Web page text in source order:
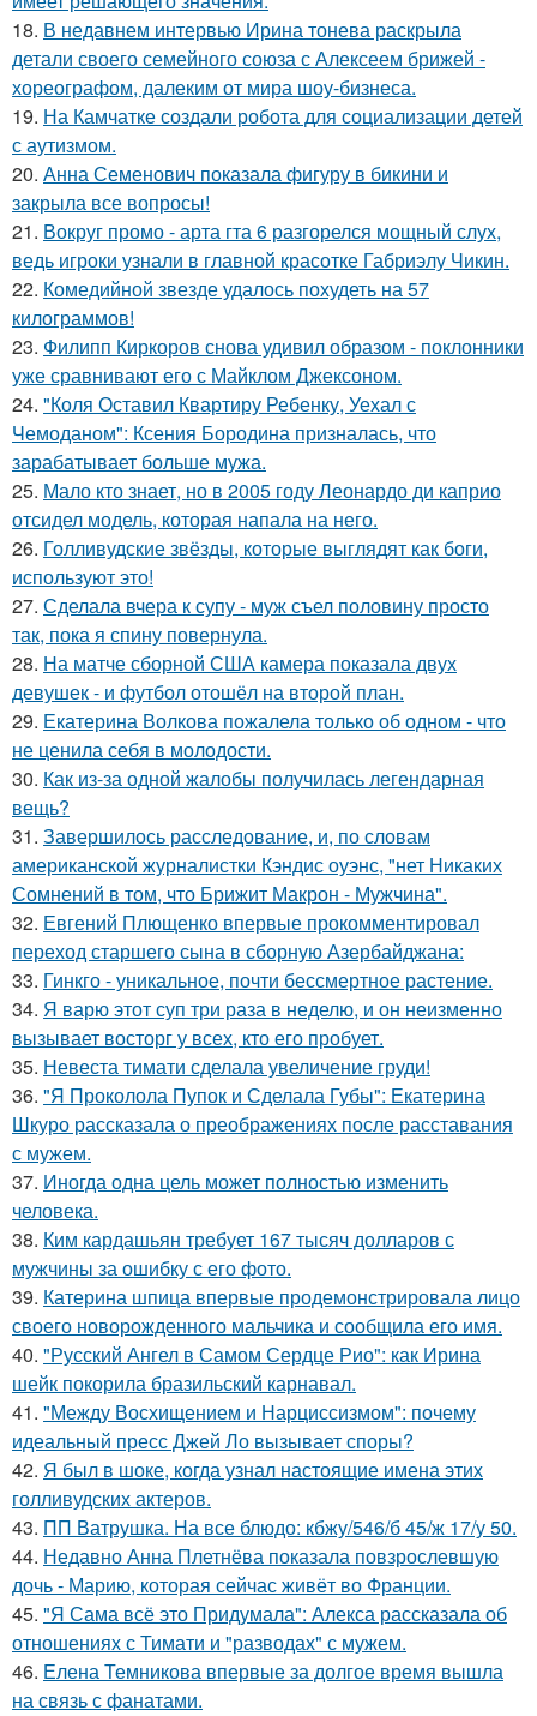
18. В недавнем интервью Ирина тонева раскрыла
детали своего семейного союза с Алексеем брижей -
хореографом, далеким от мира шоу-бизнеса.
19. На Камчатке создали робота для социализации детей
с аутизмом.
20. Анна Семенович показала фигуру в бикини и
закрыла все вопросы!
21. Вокруг промо - арта гта 6 разгорелся мощный слух,
ведь игроки узнали в главной красотке Габриэлу Чикин.
22. Комедийной звезде удалось похудеть на 57
килограммов!
23. Филипп Киркоров снова удивил образом - поклонники
уже сравнивают его с Майклом Джексоном.
24. "Коля Оставил Квартиру Ребенку, Уехал с
Чемоданом": Ксения Бородина призналась, что
зарабатывает больше мужа.
25. Мало кто знает, но в 2005 году Леонардо ди каприо
отсидел модель, которая напала на него.
26. Голливудские звёзды, которые выглядят как боги,
используют это!
27. Сделала вчера к супу - муж съел половину просто
так, пока я спину повернула.
28. На матче сборной США камера показала двух
девушек - и футбол отошёл на второй план.
29. Екатерина Волкова пожалела только об одном - что
не ценила себя в молодости.
30. Как из-за одной жалобы получилась легендарная
вещь?
31. Завершилось расследование, и, по словам
американской журналистки Кэндис оуэнс, "нет Никаких
Сомнений в том, что Брижит Макрон - Мужчина".
32. Евгений Плющенко впервые прокомментировал
переход старшего сына в сборную Азербайджана:
33. Гинкго - уникальное, почти бессмертное растение.
34. Я варю этот суп три раза в неделю, и он неизменно
вызывает восторг у всех, кто его пробует.
35. Невеста тимати сделала увеличение груди!
36. "Я Проколола Пупок и Сделала Губы": Екатерина
Шкуро рассказала о преображениях после расставания
с мужем.
37. Иногда одна цель может полностью изменить
человека.
38. Ким кардашьян требует 167 тысяч долларов с
мужчины за ошибку с его фото.
39. Катерина шпица впервые продемонстрировала лицо
своего новорожденного мальчика и сообщила его имя.
40. "Русский Ангел в Самом Сердце Рио": как Ирина
шейк покорила бразильский карнавал.
41. "Между Восхищением и Нарциссизмом": почему
идеальный пресс Джей Ло вызывает споры?
42. Я был в шоке, когда узнал настоящие имена этих
голливудских актеров.
43. ПП Ватрушка. На все блюдо: кбжу/546/б 45/ж 17/у 50.
44. Недавно Анна Плетнёва показала повзрослевшую
дочь - Марию, которая сейчас живёт во Франции.
45. "Я Сама всё это Придумала": Алекса рассказала об
отношениях с Тимати и "разводах" с мужем.
46. Елена Темникова впервые за долгое время вышла
на связь с фанатами.